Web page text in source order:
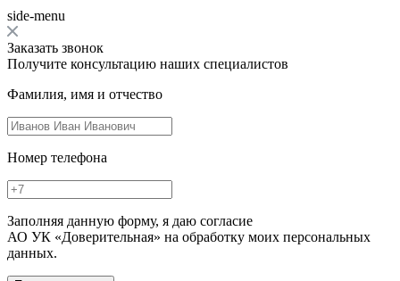
side-menu
Заказать звонок
Получите консультацию наших специалистов
Фамилия, имя и отчество
Номер телефона
Заполняя данную форму, я даю согласие
АО УК «Доверительная» на обработку моих персональных
данных.